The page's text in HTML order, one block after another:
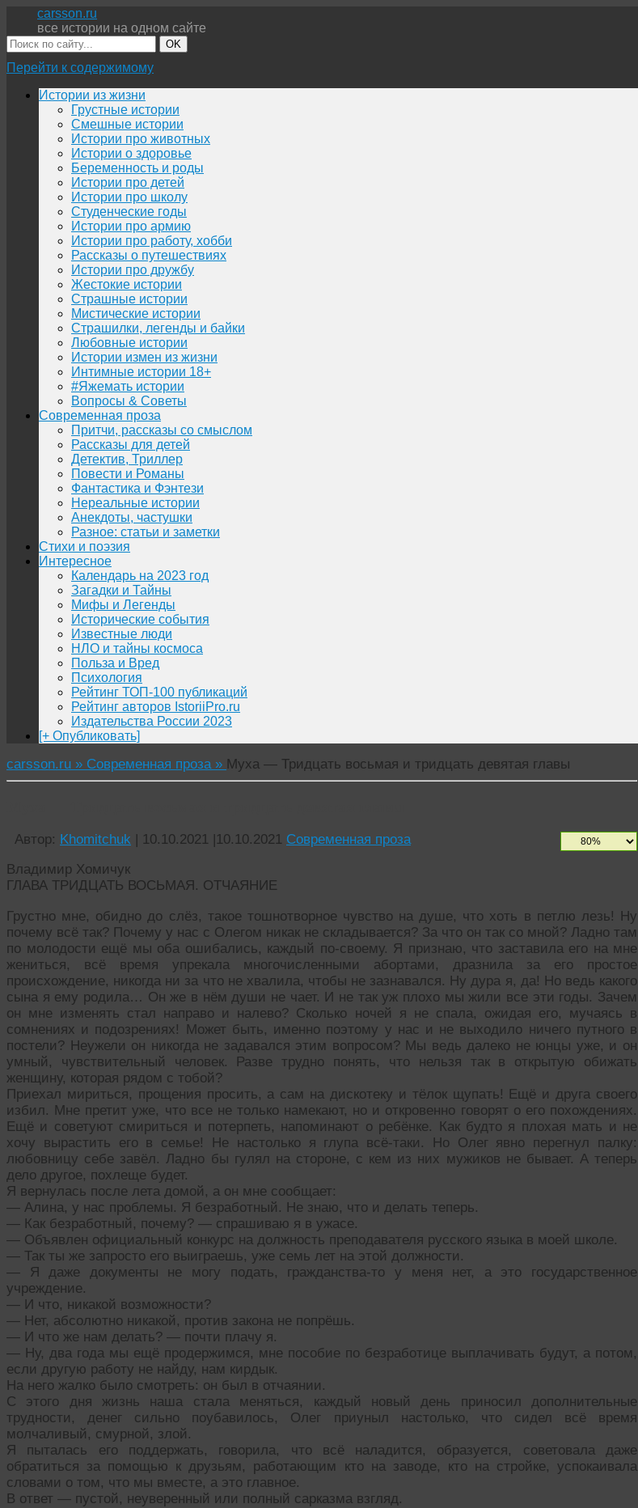
carsson.ru
все истории на одном сайте
OK
Перейти к содержимому
Истории из жизни
Грустные истории
Смешные истории
Истории про животных
Истории о здоровье
Беременность и роды
Истории про детей
Истории про школу
Студенческие годы
Истории про армию
Истории про работу, хобби
Рассказы о путешествиях
Истории про дружбу
Жестокие истории
Страшные истории
Мистические истории
Страшилки, легенды и байки
Любовные истории
Истории измен из жизни
Интимные истории 18+
#Яжемать истории
Вопросы & Советы
Современная проза
Притчи, рассказы со смыслом
Рассказы для детей
Детектив, Триллер
Повести и Романы
Фантастика и Фэнтези
Нереальные истории
Анекдоты, частушки
Разное: статьи и заметки
Стихи и поэзия
Интересное
Календарь на 2023 год
Загадки и Тайны
Мифы и Легенды
Исторические события
Известные люди
НЛО и тайны космоса
Польза и Вред
Психология
Рейтинг ТОП-100 публикаций
Рейтинг авторов IstoriiPro.ru
Издательства России 2023
[+ Опубликовать]
carsson.ru » Современная проза » Муха — Тридцать восьмая и тридцать девятая главы
Автор: Khomitchuk | 10.10.2021 |10.10.2021 Современная проза
Владимир Хомичук
ГЛАВА ТРИДЦАТЬ ВОСЬМАЯ. ОТЧАЯНИЕ
Грустно мне, обидно до слёз, такое тошнотворное чувство на душе, что хоть в петлю лезь! Ну
почему всё так? Почему у нас с Олегом никак не складывается? За что он так со мной? Ладно там
по молодости ещё мы оба ошибались, каждый по-своему. Я признаю, что заставила его на мне
жениться, всё время упрекала многочисленными абортами, дразнила за его простое
происхождение, никогда ни за что не хвалила, чтобы не зазнавался. Ну дура я, да! Но ведь какого
сына я ему родила… Он же в нём души не чает. И не так уж плохо мы жили все эти годы. Зачем
он мне изменять стал направо и налево? Сколько ночей я не спала, ожидая его, мучаясь в
сомнениях и подозрениях! Может быть, именно поэтому у нас и не выходило ничего путного в
постели? Неужели он никогда не задавался этим вопросом? Мы ведь далеко не юнцы уже, и он
умный, чувствительный человек. Разве трудно понять, что нельзя так в открытую обижать
женщину, которая рядом с тобой?
Приехал мириться, прощения просить, а сам на дискотеку и тёлок щупать! Ещё и друга своего
избил. Мне претит уже, что все не только намекают, но и откровенно говорят о его похождениях.
Ещё и советуют смириться и потерпеть, напоминают о ребёнке. Как будто я плохая мать и не
хочу вырастить его в семье! Не настолько я глупа всё-таки. Но Олег явно перегнул палку:
любовницу себе завёл. Ладно бы гулял на стороне, с кем из них мужиков не бывает. А теперь
дело другое, похлеще будет.
Я вернулась после лета домой, а он мне сообщает:
— Алина, у нас проблемы. Я безработный. Не знаю, что и делать теперь.
— Как безработный, почему? — спрашиваю я в ужасе.
— Объявлен официальный конкурс на должность преподавателя русского языка в моей школе.
— Так ты же запросто его выиграешь, уже семь лет на этой должности.
— Я даже документы не могу подать, гражданства-то у меня нет, а это государственное
учреждение.
— И что, никакой возможности?
— Нет, абсолютно никакой, против закона не попрёшь.
— И что же нам делать? — почти плачу я.
— Ну, два года мы ещё продержимся, мне пособие по безработице выплачивать будут, а потом,
если другую работу не найду, нам кирдык.
На него жалко было смотреть: он был в отчаянии.
С этого дня жизнь наша стала меняться, каждый новый день приносил дополнительные
трудности, денег сильно поубавилось, Олег приуныл настолько, что сидел всё время
молчаливый, смурной, злой.
Я пыталась его поддержать, говорила, что всё наладится, образуется, советовала даже
обратиться за помощью к друзьям, работающим кто на заводе, кто на стройке, успокаивала
словами о том, что мы вместе, а это главное.
В ответ — пустой, неуверенный или полный сарказма взгляд.